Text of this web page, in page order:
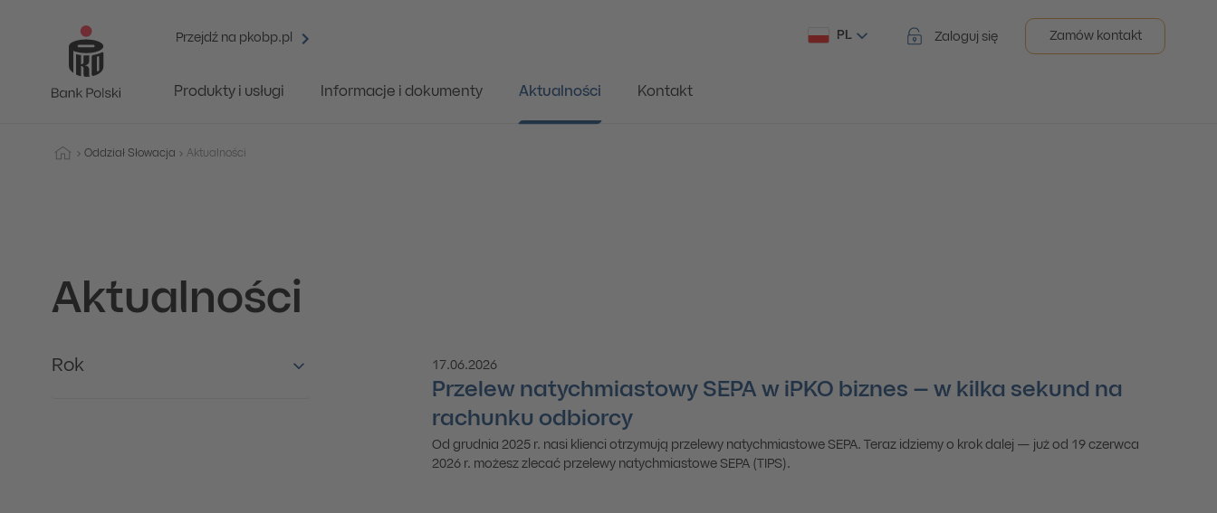
Przejdź na pkobp.pl
Produkty i usługi Informacje i dokumenty Aktualności Kontakt
PL Zaloguj się Zamów kontakt
Oddział Słowacja Aktualności
Aktualności
Rok
Lista aktualności
17.06.2026
Przelew natychmiastowy SEPA w iPKO biznes – w kilka sekund na
rachunku odbiorcy
Od grudnia 2025 r. nasi klienci otrzymują przelewy natychmiastowe SEPA. Teraz idziemy o krok dalej — już od 19 czerwca
2026 r. możesz zlecać przelewy natychmiastowe SEPA (TIPS).